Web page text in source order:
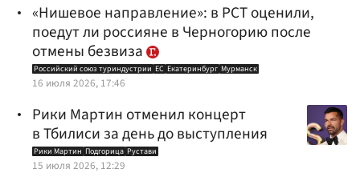
«Нишевое направление»: в РСТ оценили,
поедут ли россияне в Черногорию после
отмены безвиза
Российский союз туриндустрии ЕС Екатеринбург Мурманск
16 июля 2026, 17:46
Рики Мартин отменил концерт
в Тбилиси за день до выступления
Рики Мартин Подгорица Рустави
15 июля 2026, 12:29